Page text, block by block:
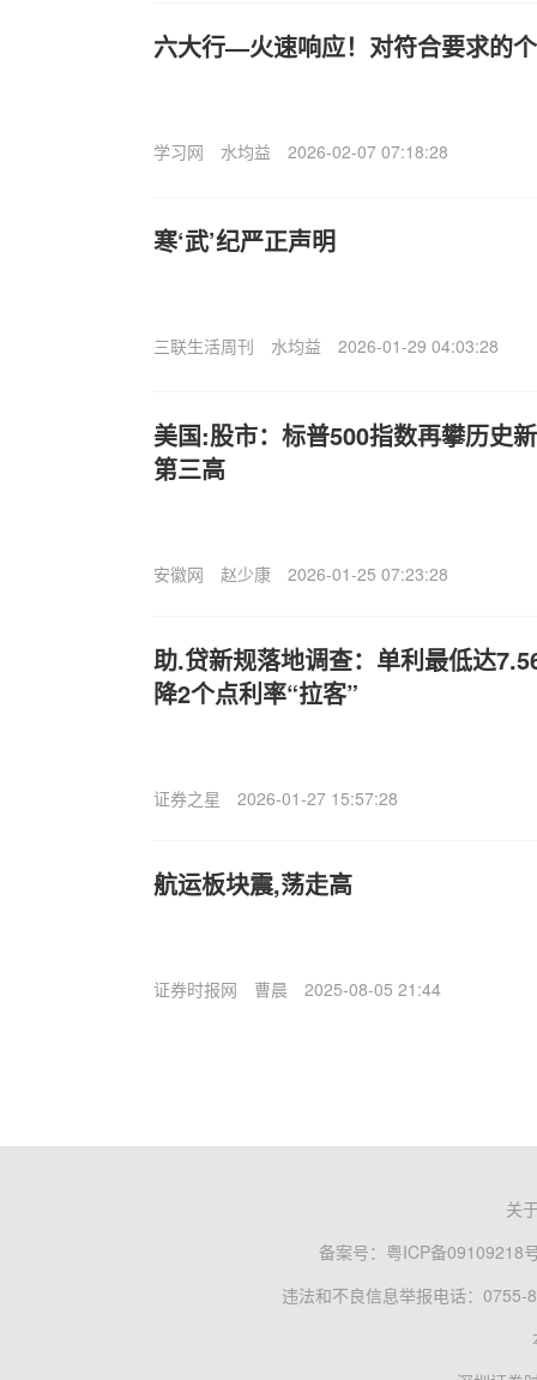
六大行—火速响应！对符合要求的
学习网 水均益 2026-02-07 07:18:28
寒‘武’纪严正声明
三联生活周刊 水均益 2026-01-29 04:03:28
美国:股市：标普500指数再攀历史
第三高
安徽网 赵少康 2026-01-25 07:23:28
助.贷新规落地调查：单利最低达
降2个点利率“拉客”
证券之星 2026-01-27 15:57:28
航运板块震,荡走高
证券时报网 曹晨 2025-08-05 21:44
关
备案号： 粤ICP备09109218
违法和不良信息举报电话：0755-